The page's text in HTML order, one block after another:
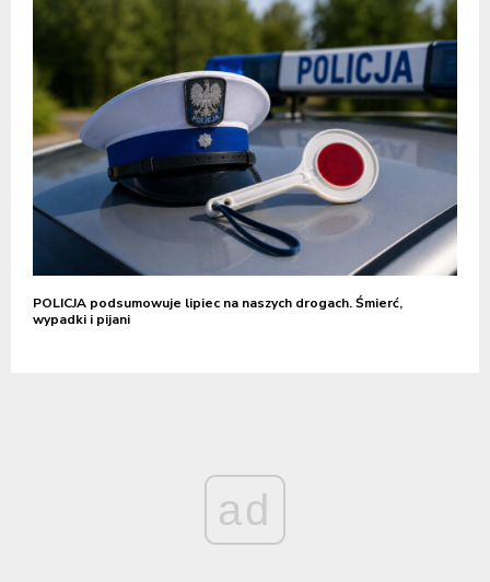
POLICJA podsumowuje lipiec na naszych drogach. Śmierć,
wypadki i pijani
ad